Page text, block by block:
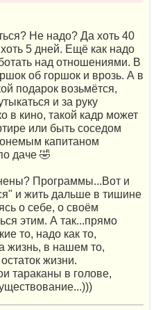
Не надо? Да хоть 40
5 дней. Ещё как надо
над отношениями. В
об горшок и врозь. А в
подарок возьмётся,
и за руку
в кино, такой кадр может
или быть соседом
капитаном
даче 🤣
Программы...Вот и
и жить дальше в тишине
о себе, о своём
этим. А так...прямо
то, надо как то,
жизнь, в нашем то,
жизни.
тараканы в голове,